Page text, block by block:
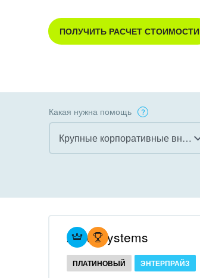
ПОЛУЧИТЬ РАСЧЕТ СТОИМОСТИ
Какая нужна помощь
Крупные корпоративные внедрения
Внедрение КЭДО
Интеграция с 1С
Организация задач и
Atevi Systems
ПЛАТИНОВЫЙ ЭНТЕРПРАЙЗ